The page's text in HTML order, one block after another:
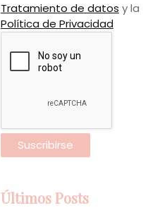
Tratamiento de datos y la
Política de Privacidad
Últimos Posts